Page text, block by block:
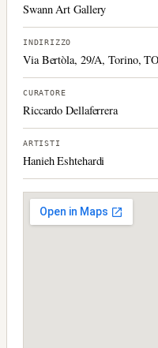
Swann Art Gallery
INDIRIZZO
Via Bertòla, 29/A, Torino,
CURATORE
Riccardo Dellaferrera
ARTISTI
Hanieh Eshtehardi